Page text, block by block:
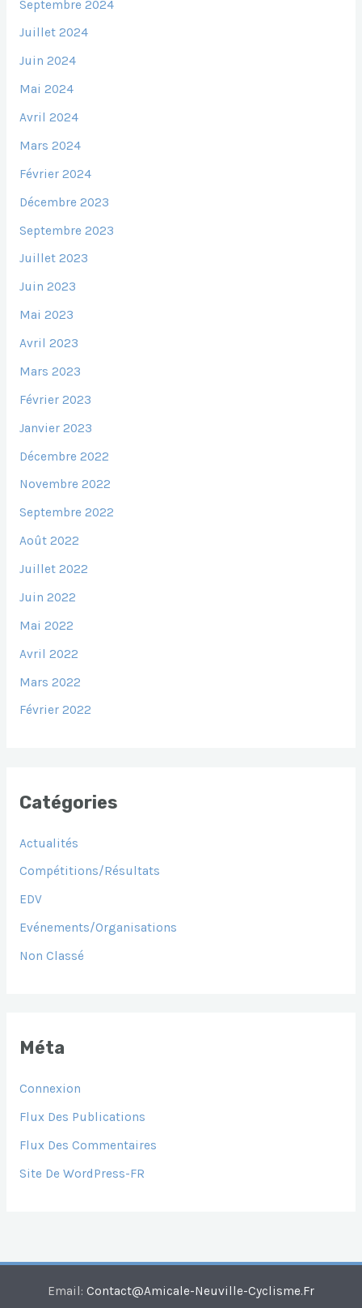
Septembre 2024
Juillet 2024
Juin 2024
Mai 2024
Avril 2024
Mars 2024
Février 2024
Décembre 2023
Septembre 2023
Juillet 2023
Juin 2023
Mai 2023
Avril 2023
Mars 2023
Février 2023
Janvier 2023
Décembre 2022
Novembre 2022
Septembre 2022
Août 2022
Juillet 2022
Juin 2022
Mai 2022
Avril 2022
Mars 2022
Février 2022
Catégories
Actualités
Compétitions/Résultats
EDV
Evénements/Organisations
Non Classé
Méta
Connexion
Flux Des Publications
Flux Des Commentaires
Site De WordPress-FR
Email: Contact@amicale-Neuville-Cyclisme.fr